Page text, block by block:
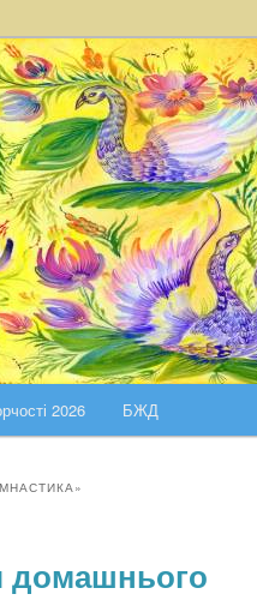
2026 БЖД
домашнього